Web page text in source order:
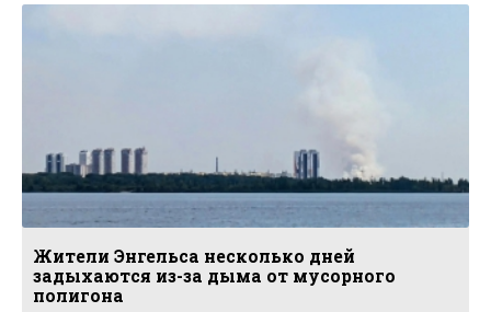
Жители Энгельса несколько дней
задыхаются из-за дыма от мусорного
полигона